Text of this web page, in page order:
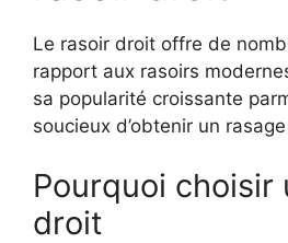
Le rasoir droit offre de
rapport aux rasoirs
sa popularité croissante
soucieux d’obtenir un
Pourquoi choisir
droit